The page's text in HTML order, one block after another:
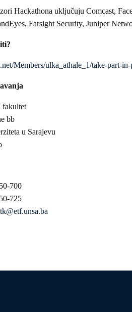
Hackathona uključuju Comcast,
Farsight Security, Juniper
Members/ulka_athale_1/take-part-
fakultet
bb
u Sarajevu
700
725